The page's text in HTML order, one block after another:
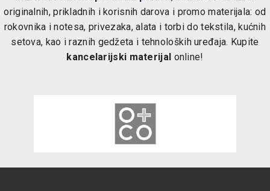
originalnih, prikladnih i korisnih darova i promo materijala: od
rokovnika i notesa, privezaka, alata i torbi do tekstila, kućnih
setova, kao i raznih gedžeta i tehnoloških uređaja. Kupite
kancelarijski materijal online!